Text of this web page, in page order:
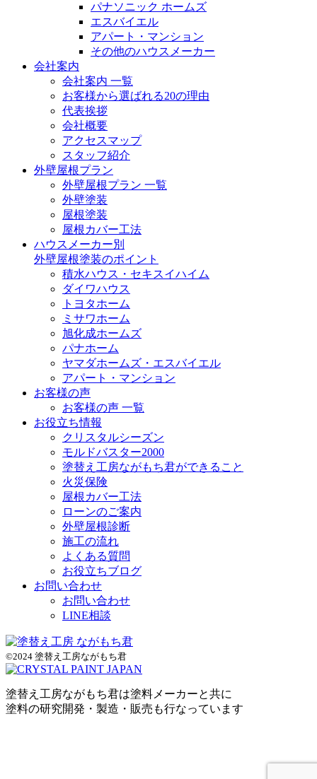
パナソニック ホームズ
エスバイエル
アパート・マンション
その他のハウスメーカー
会社案内
会社案内 一覧
お客様から選ばれる20の理由
代表挨拶
会社概要
アクセスマップ
スタッフ紹介
外壁屋根プラン
外壁屋根プラン 一覧
外壁塗装
屋根塗装
屋根カバー工法
ハウスメーカー別
外壁屋根塗装のポイント
積水ハウス・セキスイハイム
ダイワハウス
トヨタホーム
ミサワホーム
旭化成ホームズ
パナホーム
ヤマダホームズ・エスバイエル
アパート・マンション
お客様の声
お客様の声 一覧
お役立ち情報
クリスタルシーズン
モルドバスター2000
塗替え工房ながもち君ができること
火災保険
屋根カバー工法
ローンのご案内
外壁屋根診断
施工の流れ
よくある質問
お役立ちブログ
お問い合わせ
お問い合わせ
LINE相談
©2024 塗替え工房ながもち君
塗替え工房ながもち君は塗料メーカーと共に
塗料の研究開発・製造・販売も行なっています